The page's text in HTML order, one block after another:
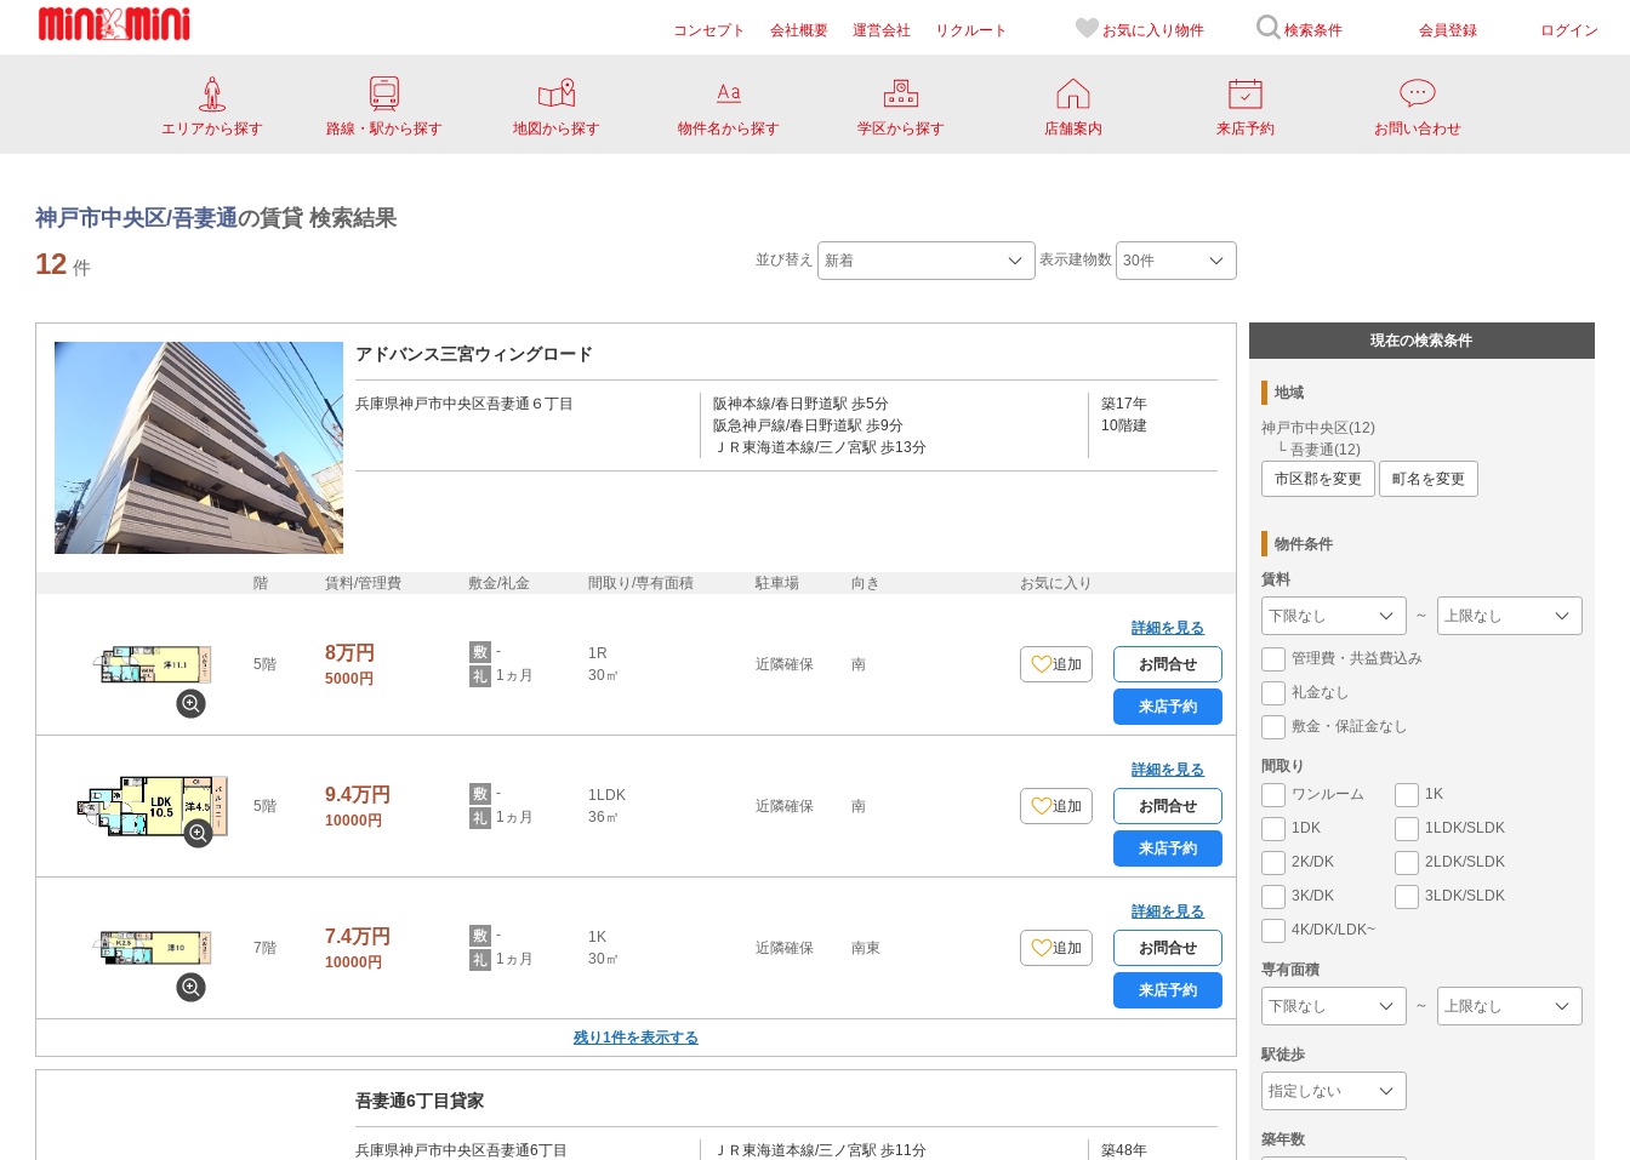
コンセプト 会社概要 運営会社 リクルート お気に入り 物件 検索条件 会員登録 ログイン
エリアから探す 路線・駅から探す 地図から探す 物件名から探す 学区から探す 店舗案内 来店予約 お問い合わせ
神戸市中央区/吾妻通の賃貸 検索結果
12 件 並び替え 表示建物数
現在の検索条件
地域
神戸市中央区(12)
└ 吾妻通(12)
市区郡を変更
町名を変更
物件条件
賃料
～
管理費・共益費込み
礼金なし
敷金・保証金なし
間取り
ワンルーム
1K
1DK
1LDK/SLDK
2K/DK
2LDK/SLDK
3K/DK
3LDK/SLDK
4K/DK/LDK~
専有面積
～
駅徒歩
築年数
アドバンス三宮ウィングロード
兵庫県神戸市中央区吾妻通６丁目
阪神本線/春日野道駅 歩5分
阪急神戸線/春日野道駅 歩9分
ＪＲ東海道本線/三ノ宮駅 歩13分
築17年
10階建
階 賃料/管理費 敷金/礼金 間取り/専有面積 駐車場 向き お気に入り
5階
8万円
5000円
-
1ヵ月
1R
30㎡
近隣確保 南 追加
詳細を見る
お問合せ
来店予約
5階
9.4万円
10000円
-
1ヵ月
1LDK
36㎡
近隣確保 南 追加
詳細を見る
お問合せ
来店予約
7階
7.4万円
10000円
-
1ヵ月
1K
30㎡
近隣確保 南東 追加
詳細を見る
お問合せ
来店予約
残り1件を表示する
吾妻通6丁目貸家
兵庫県神戸市中央区吾妻通6丁目
ＪＲ東海道本線/三ノ宮駅 歩11分
築48年